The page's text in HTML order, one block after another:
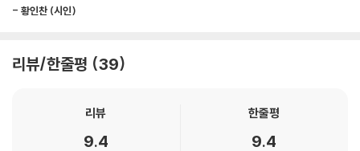
겪지만 그것은 인간인 내가 구성한 것일 뿐 사실 거기서 발생하는 상념들
---「내일도 여여하다」중에서
식물에게는 지금 이곳 이외에 다른 대안이 없다는 엄정한 상태가 있다. 그
에 적응하는 것, 성장할 수 있다면 환희에 차 뿌리를 박차고 오르는 것, 자
3부 ‘겨울은 녹록하게’에는 성장을 잠시 멈추고 나중을 기약하며 거센 추
의 사이클 하나를 완주해낸 뒤, 한 해 동안 이루어낸 변화를 축하하고 남은
아쉬움을 뒤로하며 스스로를 격려하는 모습은 식물과 인간이 다르지 않다.
따뜻한 자리를 내어주어야 할 때를 기다리는 작가의 모습에서는 생명을 지
닌 모든 것을 향한 애정을 확인할 수 있다.
- 황인찬 (시인)
리뷰/한줄평 39
리뷰
9.4
한줄평
9.4